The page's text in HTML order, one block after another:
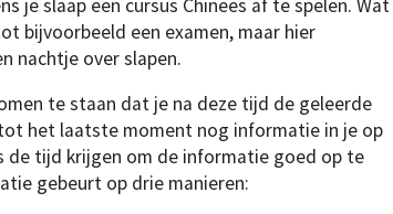
je slaap een cursus Chinees af te spelen. Wat
bijvoorbeeld een examen, maar hier
nachtje over slapen.
te staan dat je na deze tijd de geleerde
het laatste moment nog informatie in je op
de tijd krijgen om de informatie goed op te
gebeurt op drie manieren: